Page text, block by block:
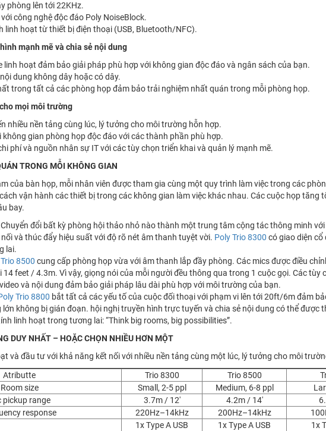
phòng lên tới 22KHz.
công nghệ độc đáo Poly NoiseBlock.
linh hoạt từ thiết bị điện thoại (USB, Bluetooth/NFC).
mạnh mẽ và chia sẻ nội dung
linh hoạt đảm bảo giải pháp phù hợp với không gian độc đáo và ngân sách của bạn.
dung không dây hoặc có dây.
trong tất cả các phòng họp đảm bảo trải nghiệm nhất quán trong mỗi phòng họp.
mọi môi trường
nhiều nền tảng cùng lúc, lý tưởng cho môi trường hỗn hợp.
không gian phòng họp độc đáo với các thành phần phù hợp.
phí và nguồn nhân sự IT với các tùy chọn triển khai và quản lý mạnh mẽ.
TRONG MỖI KHÔNG GIAN
của bàn họp, mỗi nhân viên được tham gia cùng một quy trình làm việc trong các
vận hành các thiết bị trong các không gian làm việc khác nhau. Các cuộc họp tăng
bay.
đổi bất kỳ phòng hội thảo nhỏ nào thành một trung tâm cộng tác thông minh với
và thúc đẩy hiệu suất với độ rõ nét âm thanh tuyệt vời. Poly Trio 8300 có giao diện cổ
lai.
Trio 8500 cung cấp phòng họp vừa với âm thanh lắp đầy phòng. Các mics được điều
feet / 4.3m. Vì vậy, giọng nói của mỗi người đều thông qua trong 1 cuộc gọi. Các tùy
và nội dung đảm bảo giải pháp lâu dài phù hợp với môi trường của bạn.
Trio 8800 bắt tất cả các yếu tố của cuộc đối thoại với phạm vi lên tới 20ft/6m đảm
không bị gián đoạn. hội nghị truyền hình trực tuyến và chia sẻ nội dung có thể được
linh hoạt trong tương lai: “Think big rooms, big possibilities”.
DUY NHẤT – HOẶC CHỌN NHIỀU HƠN MỘT
và đầu tư với khả năng kết nối với nhiều nền tảng cùng một lúc, lý tưởng cho môi
Atributte
Trio 8300 Trio 8500
Room size
Small, 2-5 ppl Medium, 6-8 ppl
pickup range
3.7m / 12′ 4.2m / 14′
response
220Hz–14kHz 200Hz–14kHz
1x Type A USB
1x Type A USB
1x